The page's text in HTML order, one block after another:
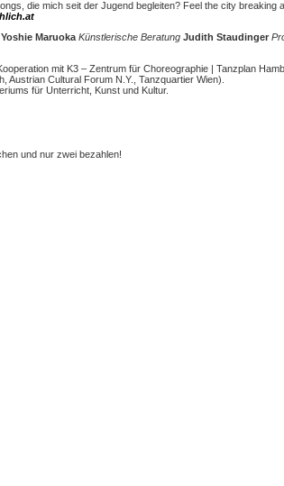
die mich seit der Jugend begleiten? Feel the city breaking
Maruoka Künstlerische Beratung Judith Staudinger
mit K3 – Zentrum für Choreographie | Tanzplan
Austrian Cultural Forum N.Y., Tanzquartier Wien).
für Unterricht, Kunst und Kultur.
und nur zwei bezahlen!